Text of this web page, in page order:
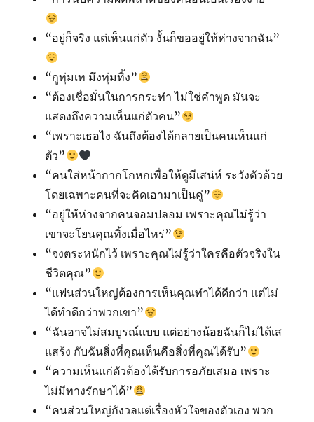
“อยู่ก็จริง แต่เห็นแก่ตัว งั้นก็ขออยู่ให้ห่างจากฉัน”
“กูทุ่มเท มึงทุ่มทิ้ง”
“ต้องเชื่อมั่นในการกระทำ ไม่ใช่คำพูด มันจะ
แสดงถึงความเห็นแก่ตัวคน”
“เพราะเธอไง ฉันถึงต้องได้กลายเป็นคนเห็นแก่
ตัว”
“คนใส่หน้ากากโกหกเพื่อให้ดูมีเสน่ห์ ระวังตัวด้วย
โดยเฉพาะคนที่จะคิดเอามาเป็นคู่”
“อยู่ให้ห่างจากคนจอมปลอม เพราะคุณไม่รู้ว่า
เขาจะโยนคุณทิ้งเมื่อไหร่”
“จงตระหนักไว้ เพราะคุณไม่รู้ว่าใครคือตัวจริงใน
ชีวิตคุณ”
“แฟนส่วนใหญ่ต้องการเห็นคุณทำได้ดีกว่า แต่ไม่
ได้ทำดีกว่าพวกเขา”
“ฉันอาจไม่สมบูรณ์แบบ แต่อย่างน้อยฉันก็ไม่ได้เส
แสร้ง กับฉันสิ่งที่คุณเห็นคือสิ่งที่คุณได้รับ”
“ความเห็นแก่ตัวต้องได้รับการอภัยเสมอ เพราะ
ไม่มีทางรักษาได้”
“คนส่วนใหญ่กังวลแต่เรื่องหัวใจของตัวเอง พวก